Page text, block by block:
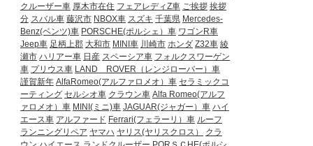
クルーザー車 厚木市在住 フェアレディZ車 ご挨拶 挨拶
分 スバル車 藤沢市 NBOX車 スズキ 千葉県 Mercedes-
Benz(ベンツ)車 PORSCHE(ポルシェ）車 ワゴンR車
Jeep車 足柄上郡 大和市 MINI車 川崎市 ホンダ Z32車 綾
瀬市 ハリアー車 日産 スペーシア車 フォルクスワーゲン
車 プリウス車 LAND ROVER（レンジローバー）車
謹賀新年 AlfaRomeo(アルファロメオ）車 セラミックコ
ーティング セルシオ車 クラウン車 Alfa Romeo(アルフ
ァロメオ）車 MINI(ミニ)車 JAGUAR(ジャガー）車 ハイ
エース車 アルファード Ferrari(フェラーリ）車 ルーフ
ランニングリペア ヤマハ ヤリス(ヤリスクロス）
クラ